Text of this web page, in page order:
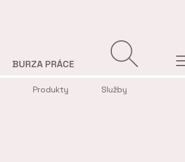
Produkty Služby
BURZA PRÁCE